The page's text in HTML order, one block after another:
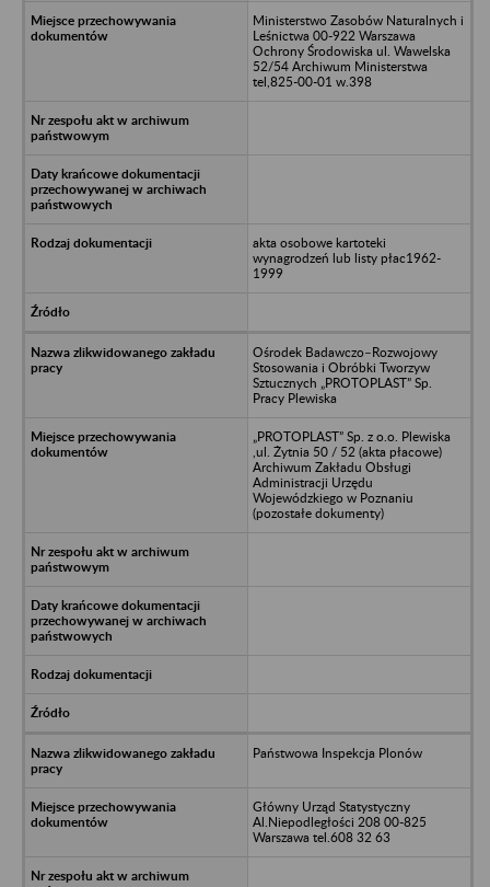
Ministerstwo Zasobów Naturalnych i
Leśnictwa 00-922 Warszawa
Ochrony Środowiska ul. Wawelska
52/54 Archiwum Ministerstwa
tel,825-00-01 w.398
akta osobowe kartoteki
wynagrodzeń lub listy płac1962-
1999
Ośrodek Badawczo–Rozwojowy
Stosowania i Obróbki Tworzyw
Sztucznych „PROTOPLAST” Sp.
Pracy Plewiska
„PROTOPLAST” Sp. z o.o. Plewiska
,ul. Żytnia 50 / 52 (akta płacowe)
Archiwum Zakładu Obsługi
Administracji Urzędu
Wojewódzkiego w Poznaniu
(pozostałe dokumenty)
Państwowa Inspekcja Plonów
Główny Urząd Statystyczny
Al.Niepodległości 208 00-825
Warszawa tel.608 32 63